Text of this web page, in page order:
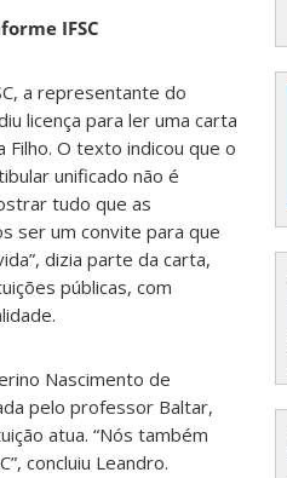
IFSC
a representante do
licença para ler uma carta
O texto indicou que o
unificado não é
tudo que as
ser um convite para que
dizia parte da carta,
públicas, com
Nascimento de
pelo professor Baltar,
atua. “Nós também
concluiu Leandro.